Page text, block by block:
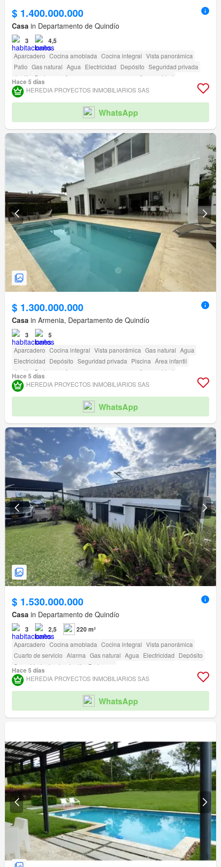
$ 1.400.000.000
Casa in Departamento de Quindío
3 4,5
Aparcadero Cocina amoblada Cocina integral Vista panorámica
Patio Gas natural Agua Electricidad Depósito Seguridad privada
Jardín
Barbecue Acceso para personas con discapacidad
Hace 5 días
HEREDIA PROYECTOS INMOBILIARIOS SAS
WhatsApp
$ 1.300.000.000
Casa in Armenia, Departamento de Quindío
3 5
Aparcadero Cocina integral Vista panorámica Gas natural Agua
Electricidad Depósito Seguridad privada Piscina Área infantil
Jardín
Barbecue Acceso para personas con discapacidad
Hace 5 días
HEREDIA PROYECTOS INMOBILIARIOS SAS
WhatsApp
$ 1.530.000.000
Casa in Departamento de Quindío
3 2,5 220 m²
Aparcadero Cocina amoblada Cocina integral Vista panorámica
Cuarto de servicio Alarma Gas natural Agua Electricidad Depósito
Seguridad privada
Jardín
Barbecue
Acceso para personas con discapacidad
Hace 5 días
HEREDIA PROYECTOS INMOBILIARIOS SAS
WhatsApp